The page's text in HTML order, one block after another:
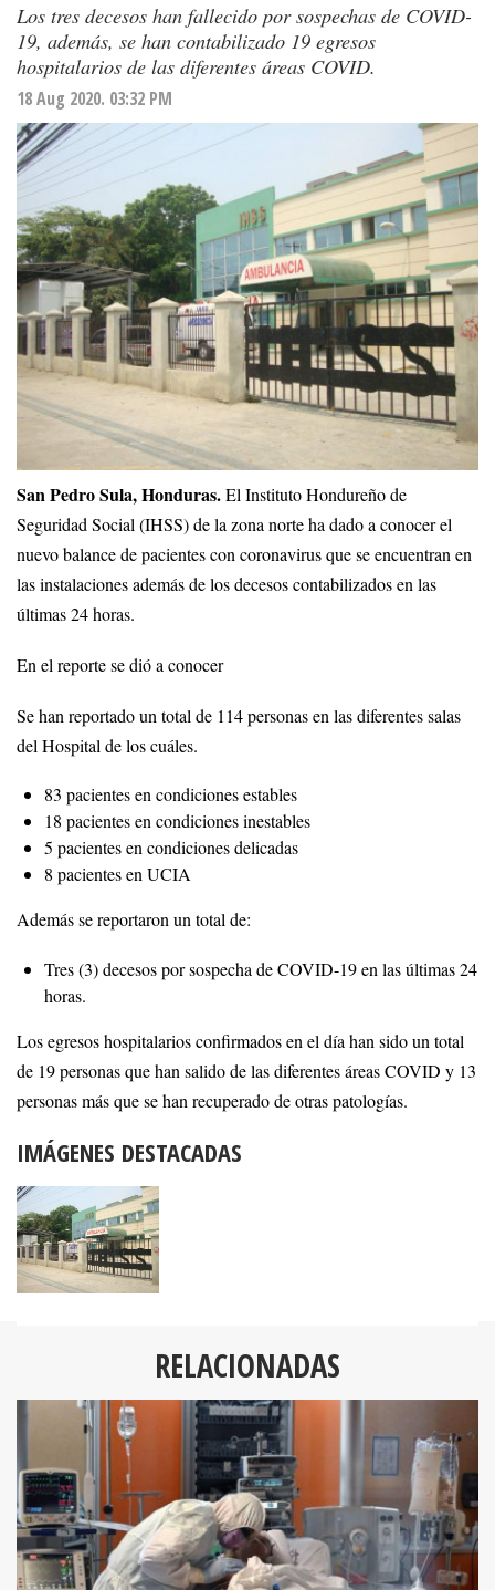
Los tres decesos han fallecido por sospechas de COVID-
19, además, se han contabilizado 19 egresos
hospitalarios de las diferentes áreas COVID.
18 Aug 2020. 03:32 PM
San Pedro Sula, Honduras.El Instituto Hondureño de
Seguridad Social (IHSS) de la zona norte ha dado a conocer el
nuevo balance de pacientes con coronavirus que se encuentran en
las instalaciones además de los decesos contabilizados en las
últimas 24 horas.
En el reporte se dió a conocer
Se han reportado un total de 114 personas en las diferentes salas
del Hospital de los cuáles.
83 pacientes en condiciones estables
18 pacientes en condiciones inestables
5 pacientes en condiciones delicadas
8 pacientes en UCIA
Además se reportaron un total de:
Tres (3) decesos por sospecha de COVID-19 en las últimas 24
horas.
Los egresos hospitalarios confirmados en el día han sido un total
de 19 personas que han salido de las diferentes áreas COVID y 13
personas más que se han recuperado de otras patologías.
IMÁGENES DESTACADAS
RELACIONADAS